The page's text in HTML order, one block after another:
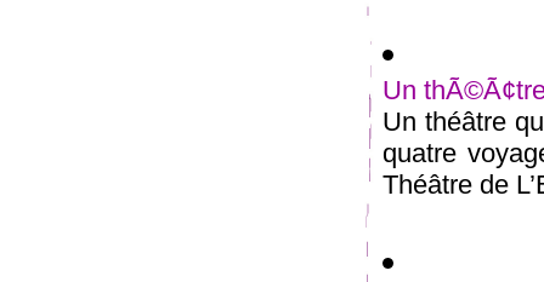
Un
Un théâtre
quatre
Théâtre de